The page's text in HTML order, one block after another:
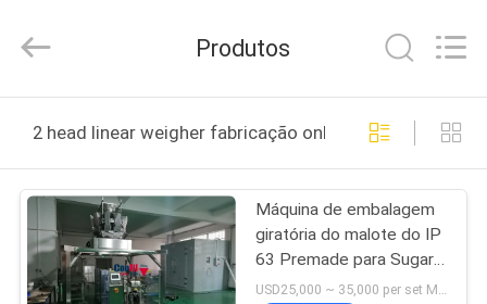
PRODUTOS
VÍDEOS
ConFil
Rights
Produtos
2 head linear weigher fabricação online
Máquina de embalagem
giratória do malote do IP
63 Premade para Sugar
Packaging System
USD25,000 ~ 35,000 per set MOQ:1 grupo